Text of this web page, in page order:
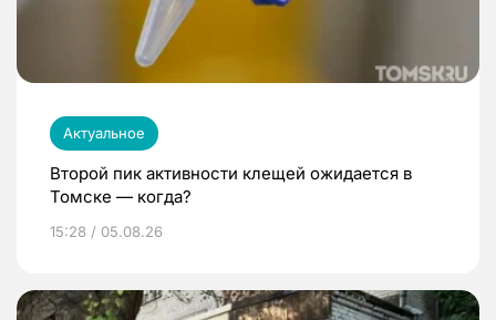
Актуальное
Второй пик активности клещей ожидается в
Томске — когда?
15:28 / 05.08.26